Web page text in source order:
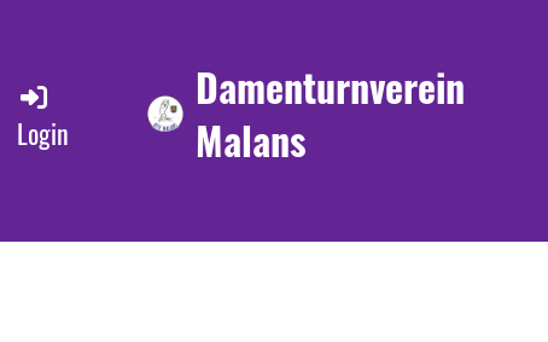
Login
Damenturnverein
Malans